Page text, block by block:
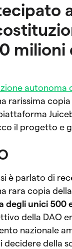
milioni
autonoma
rarissima
il progetto e
si è parlato di
rara copia
degli unici 500
della DAO
nazionale
della